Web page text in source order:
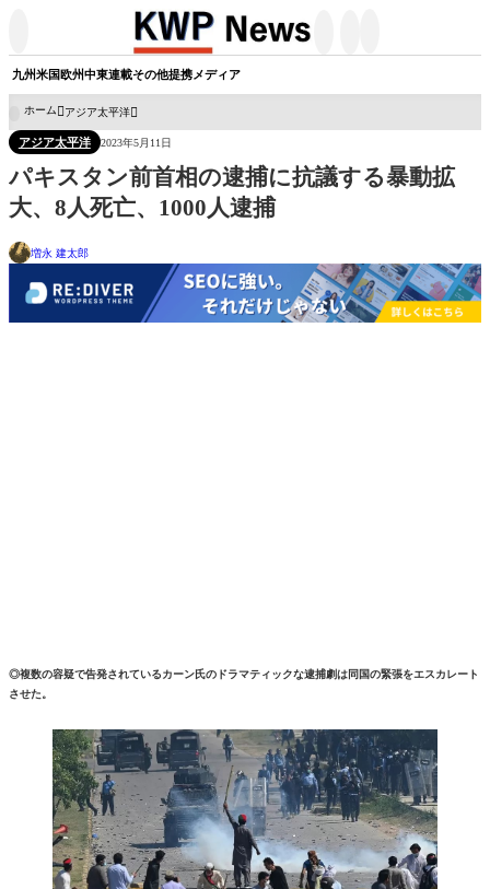
九州米国欧州中東連載その他提携メディア
ホーム アジア太平洋
アジア太平洋 2023年5月11日
パキスタン前首相の逮捕に抗議する暴動拡
大、8人死亡、1000人逮捕
増永 建太郎
◎複数の容疑で告発されているカーン氏のドラマティックな逮捕劇は同国の緊張をエスカレート
させた。